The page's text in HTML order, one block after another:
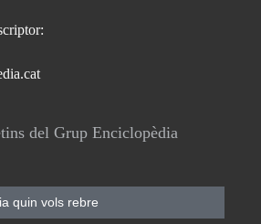
del Grup Enciclopèdia
quin vols rebre